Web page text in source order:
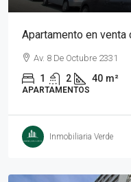
Apartamento en venta
Av. 8 De Octubre 2331
1 2 40 m²
APARTAMENTOS
Inmobiliaria Verde